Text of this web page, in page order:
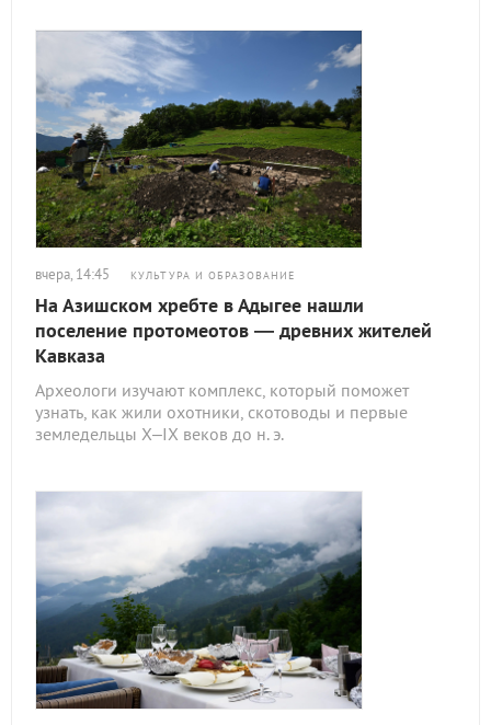
вчера, 14:45 КУЛЬТУРА И ОБРАЗОВАНИЕ
На Азишском хребте в Адыгее нашли
поселение протомеотов — древних жителей
Кавказа
Археологи изучают комплекс, который поможет
узнать, как жили охотники, скотоводы и первые
земледельцы X–IX веков до н. э.